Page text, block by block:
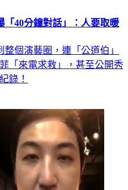
「40分鐘對話」：人要取暖
個演藝圈，連「公道伯」
「來電求救」，甚至公開秀
錄！